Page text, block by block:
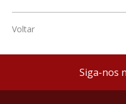
Voltar
Siga-nos